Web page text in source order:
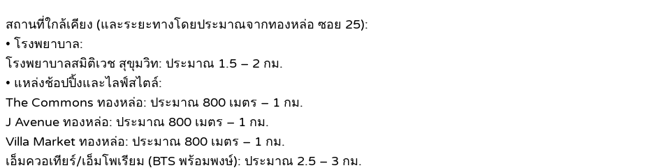
สถานที่ใกล้เคียง (และระยะทางโดยประมาณจากทองหล่อ ซอย 25):
• โรงพยาบาล:
โรงพยาบาลสมิติเวช สุขุมวิท: ประมาณ 1.5 – 2 กม.
• แหล่งช้อปปิ้งและไลฟ์สไตล์:
The Commons ทองหล่อ: ประมาณ 800 เมตร – 1 กม.
J Avenue ทองหล่อ: ประมาณ 800 เมตร – 1 กม.
Villa Market ทองหล่อ: ประมาณ 800 เมตร – 1 กม.
เอ็มควอเทียร์/เอ็มโพเรียม (BTS พร้อมพงษ์): ประมาณ 2.5 – 3 กม.